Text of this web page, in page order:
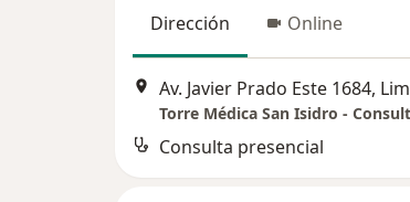
Dirección Online
Av. Javier Prado Este 1684,
Torre Médica San Isidro -
Consulta presencial